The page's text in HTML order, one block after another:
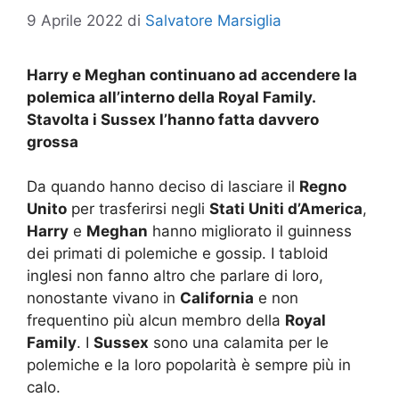
9 Aprile 2022 di Salvatore Marsiglia
Harry e Meghan continuano ad accendere la
polemica all’interno della Royal Family.
Stavolta i Sussex l’hanno fatta davvero
grossa
Da quando hanno deciso di lasciare il Regno
Unito per trasferirsi negli Stati Uniti d’America,
Harry e Meghan hanno migliorato il guinness
dei primati di polemiche e gossip. I tabloid
inglesi non fanno altro che parlare di loro,
nonostante vivano in California e non
frequentino più alcun membro della Royal
Family. I Sussex sono una calamita per le
polemiche e la loro popolarità è sempre più in
calo.